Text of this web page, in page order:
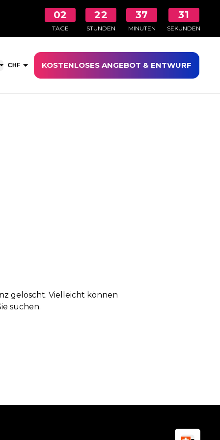
02
TAGE
22
STUNDEN
37
MINUTEN
31
SEKUNDEN
öffnen
CHF KOSTENLOSES ANGEBOT & ENTWURF
gelöscht. Vielleicht können
suchen.